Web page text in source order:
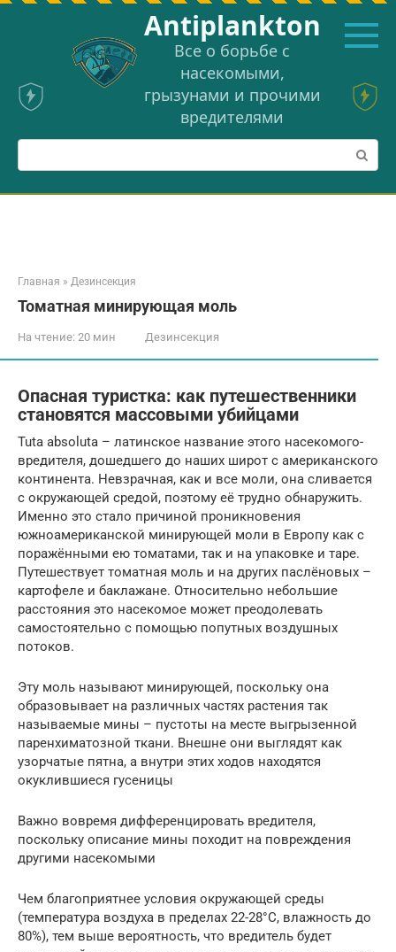
Перейти
Аntiplankton
Все о борьбе с
насекомыми,
грызунами и прочими
вредителями
Поиск:
Главная » Дезинсекция
Томатная минирующая моль
На чтение: 20 мин Дезинсекция
Опасная туристка: как путешественники
становятся массовыми убийцами
Tuta absoluta – латинское название этого насекомого-
вредителя, дошедшего до наших широт с американского
континента. Невзрачная, как и все моли, она сливается
с окружающей средой, поэтому её трудно обнаружить.
Именно это стало причиной проникновения
южноамериканской минирующей моли в Европу как с
поражёнными ею томатами, так и на упаковке и таре.
Путешествует томатная моль и на других паслёновых –
картофеле и баклажане. Относительно небольшие
расстояния это насекомое может преодолевать
самостоятельно с помощью попутных воздушных
потоков.
Эту моль называют минирующей, поскольку она
образовывает на различных частях растения так
называемые мины – пустоты на месте выгрызенной
паренхиматозной ткани. Внешне они выглядят как
узорчатые пятна, а внутри этих ходов находятся
окуклившиеся гусеницы
Важно вовремя дифференцировать вредителя,
поскольку описание мины походит на повреждения
другими насекомыми
Чем благоприятнее условия окружающей среды
(температура воздуха в пределах 22-28°С, влажность до
80%), тем выше вероятность, что вредитель будет